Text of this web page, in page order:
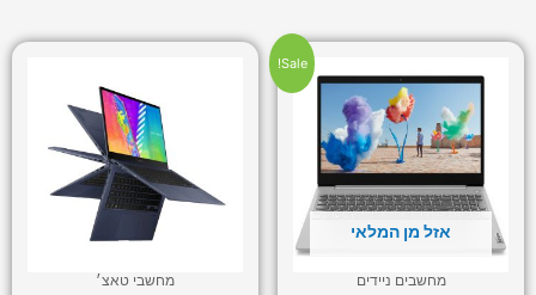
Sale!
אזל מן המלאי
מחשבים ניידים מחשבי טאצ׳